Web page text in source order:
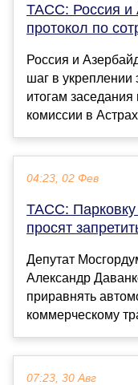
ТАСС: Россия и
протокол по
Россия и
шаг в укреплении
итогам
комиссии в
04:23, 02 Фев
ТАСС: Парковку
просят
Депутат
Александр
приравнять
коммерческому
07:23, 30 Авг